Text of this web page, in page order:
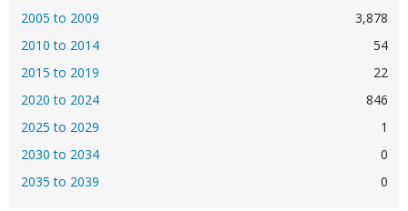
2005 to 2009
3,878
2010 to 2014
54
2015 to 2019
22
2020 to 2024
846
2025 to 2029
1
2030 to 2034
0
2035 to 2039
0